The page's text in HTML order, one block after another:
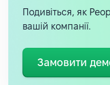
Подивіться, як
вашій компанії.
Замовити